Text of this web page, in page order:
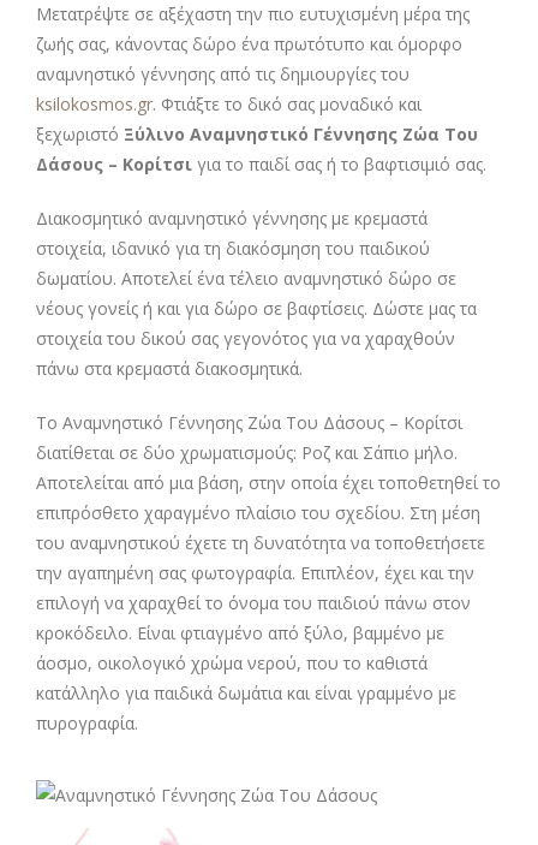
Μετατρέψτε σε αξέχαστη την πιο ευτυχισμένη μέρα της
ζωής σας, κάνοντας δώρο ένα πρωτότυπο και όμορφο
αναμνηστικό γέννησης από τις δημιουργίες του
ksilokosmos.gr. Φτιάξτε το δικό σας μοναδικό και
ξεχωριστό Ξύλινο Αναμνηστικό Γέννησης Ζώα Του
Δάσους – Κορίτσι για το παιδί σας ή το βαφτισιμιό σας.
Διακοσμητικό αναμνηστικό γέννησης με κρεμαστά
στοιχεία, ιδανικό για τη διακόσμηση του παιδικού
δωματίου. Αποτελεί ένα τέλειο αναμνηστικό δώρο σε
νέους γονείς ή και για δώρο σε βαφτίσεις. Δώστε μας τα
στοιχεία του δικού σας γεγονότος για να χαραχθούν
πάνω στα κρεμαστά διακοσμητικά.
Το Αναμνηστικό Γέννησης Ζώα Του Δάσους – Κορίτσι
διατίθεται σε δύο χρωματισμούς: Ροζ και Σάπιο μήλο.
Αποτελείται από μια βάση, στην οποία έχει τοποθετηθεί το
επιπρόσθετο χαραγμένο πλαίσιο του σχεδίου. Στη μέση
του αναμνηστικού έχετε τη δυνατότητα να τοποθετήσετε
την αγαπημένη σας φωτογραφία. Επιπλέον, έχει και την
επιλογή να χαραχθεί το όνομα του παιδιού πάνω στον
κροκόδειλο. Είναι φτιαγμένο από ξύλο, βαμμένο με
άοσμο, οικολογικό χρώμα νερού, που το καθιστά
κατάλληλο για παιδικά δωμάτια και είναι γραμμένο με
πυρογραφία.